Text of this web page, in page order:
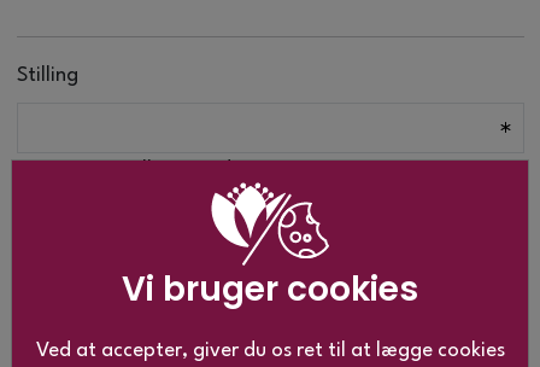
Stilling
AnsættelsesstedVi bruger cookies
Ved at accepter, giver du os ret til at lægge cookies